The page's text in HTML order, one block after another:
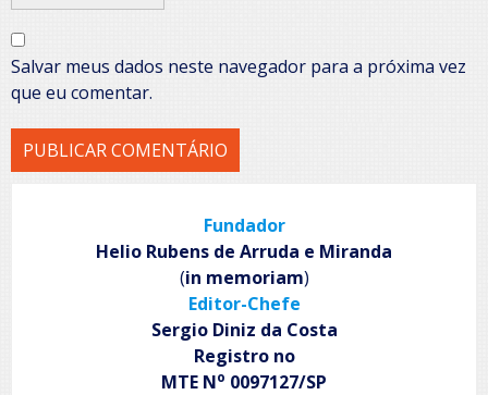
Salvar meus dados neste navegador para a próxima vez
que eu comentar.
Fundador
Helio Rubens de Arruda e Miranda
(in memoriam)
Editor-Chefe
Sergio Diniz da Costa
Registro no
MTE No 0097127/SP